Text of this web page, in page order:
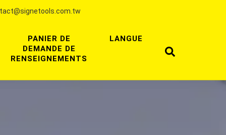
PANIER DE
DEMANDE DE
RENSEIGNEMENTS
LANGUE